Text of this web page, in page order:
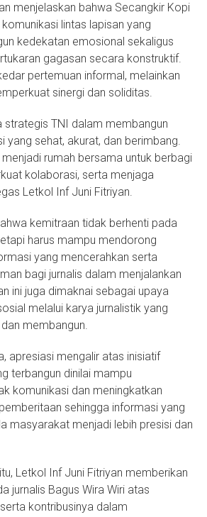
menjelaskan bahwa Secangkir Kopi
lintas lapisan yang
kedekatan emosional sekaligus
gagasan secara konstruktif.
pertemuan informal, melainkan
sinergi dan soliditas.
strategis TNI dalam membangun
yang sehat, akurat, dan berimbang.
rumah bersama untuk berbagi
kolaborasi, serta menjaga
Letkol Inf Juni Fitriyan.
kemitraan tidak berhenti pada
harus mampu mendorong
yang mencerahkan serta
bagi jurnalis dalam menjalankan
ini juga dimaknai sebagai upaya
melalui karya jurnalistik yang
membangun.
apresiasi mengalir atas inisiatif
terbangun dinilai mampu
komunikasi dan meningkatkan
sehingga informasi yang
masyarakat menjadi lebih presisi dan
Letkol Inf Juni Fitriyan memberikan
jurnalis Bagus Wira Wiri atas
kontribusinya dalam